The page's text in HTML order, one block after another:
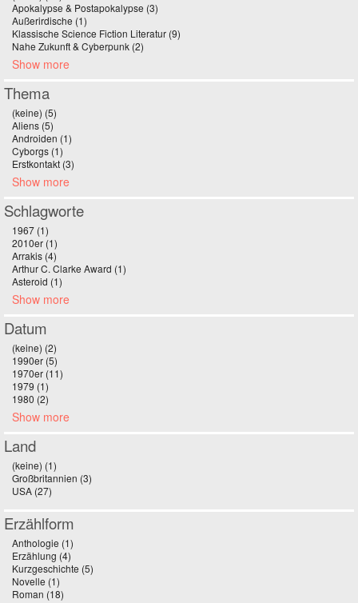
Apokalypse & Postapokalypse (3)
Außerirdische (1)
Klassische Science Fiction Literatur (9)
Nahe Zukunft & Cyberpunk (2)
Show more
Thema
(keine) (5)
Aliens (5)
Androiden (1)
Cyborgs (1)
Erstkontakt (3)
Show more
Schlagworte
1967 (1)
2010er (1)
Arrakis (4)
Arthur C. Clarke Award (1)
Asteroid (1)
Show more
Datum
(keine) (2)
1990er (5)
1970er (11)
1979 (1)
1980 (2)
Show more
Land
(keine) (1)
Großbritannien (3)
USA (27)
Erzählform
Anthologie (1)
Erzählung (4)
Kurzgeschichte (5)
Novelle (1)
Roman (18)